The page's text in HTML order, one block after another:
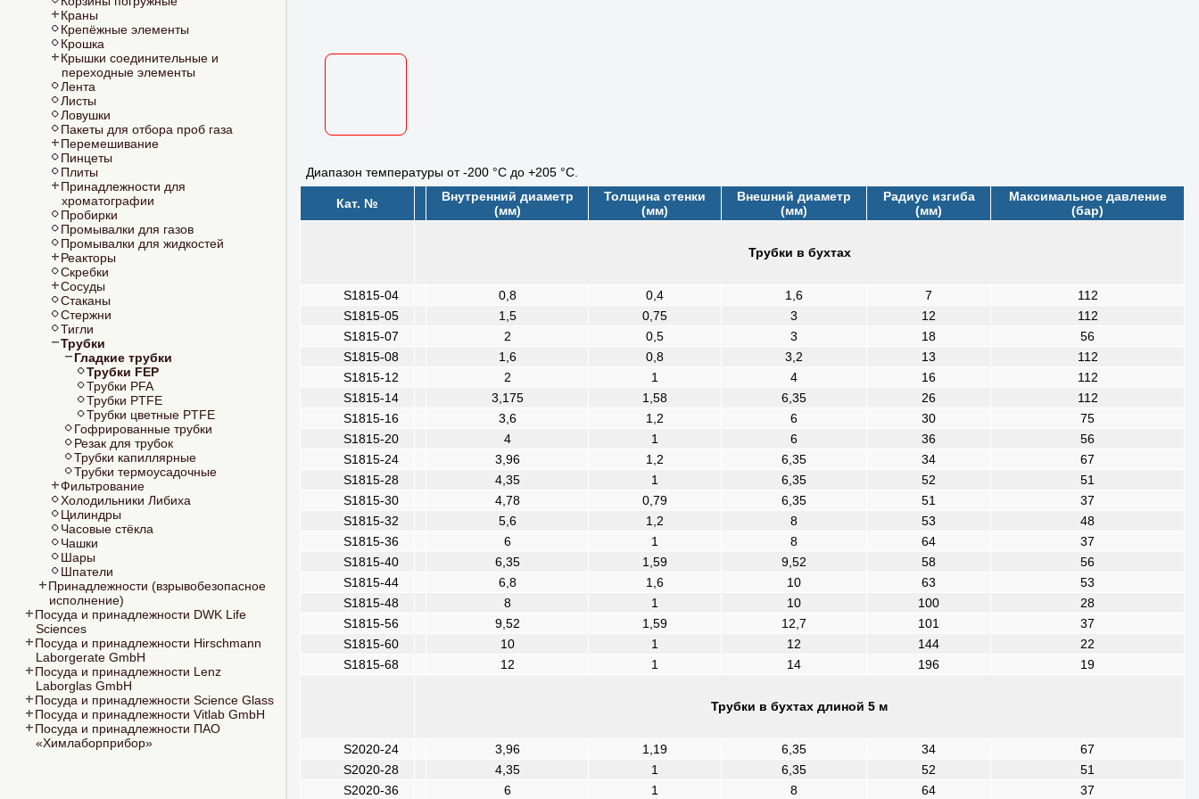
Краны
Крепёжные элементы
Крошка
Крышки соединительные и
переходные элементы
Лента
Листы
Ловушки
Пакеты для отбора проб газа
Перемешивание
Пинцеты
Плиты
Принадлежности для
хроматографии
Пробирки
Промывалки для газов
Промывалки для жидкостей
Реакторы
Скребки
Сосуды
Стаканы
Стержни
Тигли
Трубки
Гладкие трубки
Трубки FEP
Трубки PFA
Трубки PTFE
Трубки цветные PTFE
Гофрированные трубки
Резак для трубок
Трубки капиллярные
Трубки термоусадочные
Фильтрование
Холодильники Либиха
Цилиндры
Часовые стёкла
Чашки
Шары
Шпатели
Принадлежности (взрывобезопасное
исполнение)
Посуда и принадлежности DWK Life
Sciences
Посуда и принадлежности Hirschmann
Laborgerate GmbH
Посуда и принадлежности Lenz
Laborglas GmbH
Посуда и принадлежности Science Glass
Посуда и принадлежности Vitlab GmbH
Посуда и принадлежности ПАО
«Химлаборприбор»
Диапазон температуры от -200 °C до +205 °C.
Кат. №
Внутренний диаметр
(мм)
Толщина стенки
(мм)
Внешний диаметр
(мм)
Радиус изгиба
(мм)
Максимальное давление
(бар)
Трубки в бухтах
S1815-04 0,8 0,4 1,6 7
112
S1815-05
1,5 0,75 3 12
112
S1815-07
2 0,5 3 18
56
S1815-08
1,6 0,8 3,2 13
112
S1815-12
2 1 4 16
112
S1815-14
3,175 1,58 6,35 26
112
S1815-16
3,6 1,2 6 30
75
S1815-20
4 1 6 36
56
S1815-24
3,96 1,2 6,35 34
67
S1815-28
4,35 1 6,35 52
51
S1815-30
4,78 0,79 6,35 51
37
S1815-32
5,6 1,2 8 53
48
S1815-36
6 1 8 64
37
S1815-40
6,35 1,59 9,52 58
56
S1815-44
6,8 1,6 10 63
53
S1815-48
8 1 10 100
28
S1815-56
9,52 1,59 12,7 101
37
S1815-60
10 1 12 144
22
S1815-68
12 1 14 196 19
Трубки в бухтах длиной 5 м
S2020-24 3,96 1,19 6,35 34
67
S2020-28
4,35 1 6,35 52
51
S2020-36
6 1 8 64 37